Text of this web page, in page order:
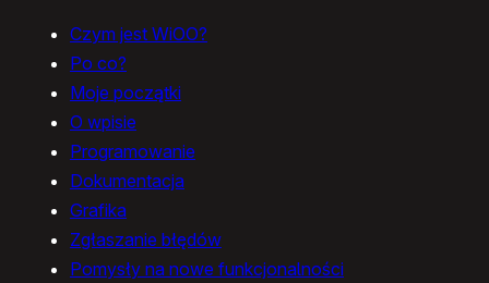
Czym jest WiOO?
Po co?
Moje początki
O wpisie
Programowanie
Dokumentacja
Grafika
Zgłaszanie błędów
Pomysły na nowe funkcjonalności